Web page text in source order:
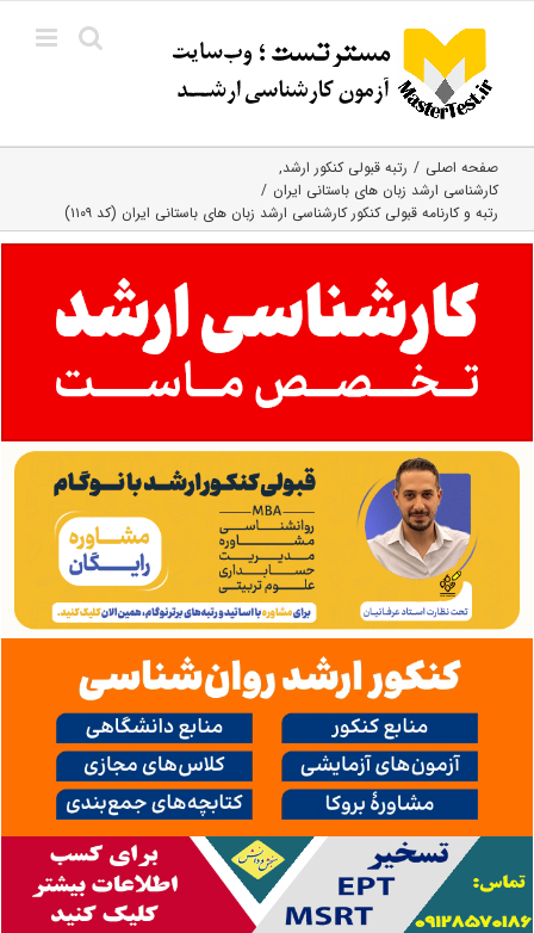
content
صفحه اصلی
رتبه قبولی کنکور ارشد
کارشناسی ارشد زبان‌ های باستانی ایران
رتبه و کارنامه قبولی کنکور کارشناسی ارشد زبان های باستانی ایران (کد ۱۱۰۹)